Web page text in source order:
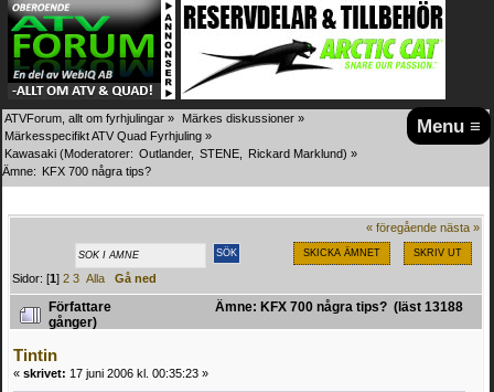
Menu ≡
ATVForum, allt om fyrhjulingar » Märkes diskussioner »
Märkesspecifikt ATV Quad Fyrhjuling »
Kawasaki (Moderatorer: Outlander, STENE Rickard Marklund) »
Ämne: KFX 700 några tips?
« föregående nästa »
SKICKA ÄMNET SKRIV UT
Sidor: [1]2 3 Alla Gå ned
Författare
Ämne: KFX 700 några tips? (läst 13188
gånger)
Tintin
« skrivet: 17 juni 2006 kl. 00:35:23 »